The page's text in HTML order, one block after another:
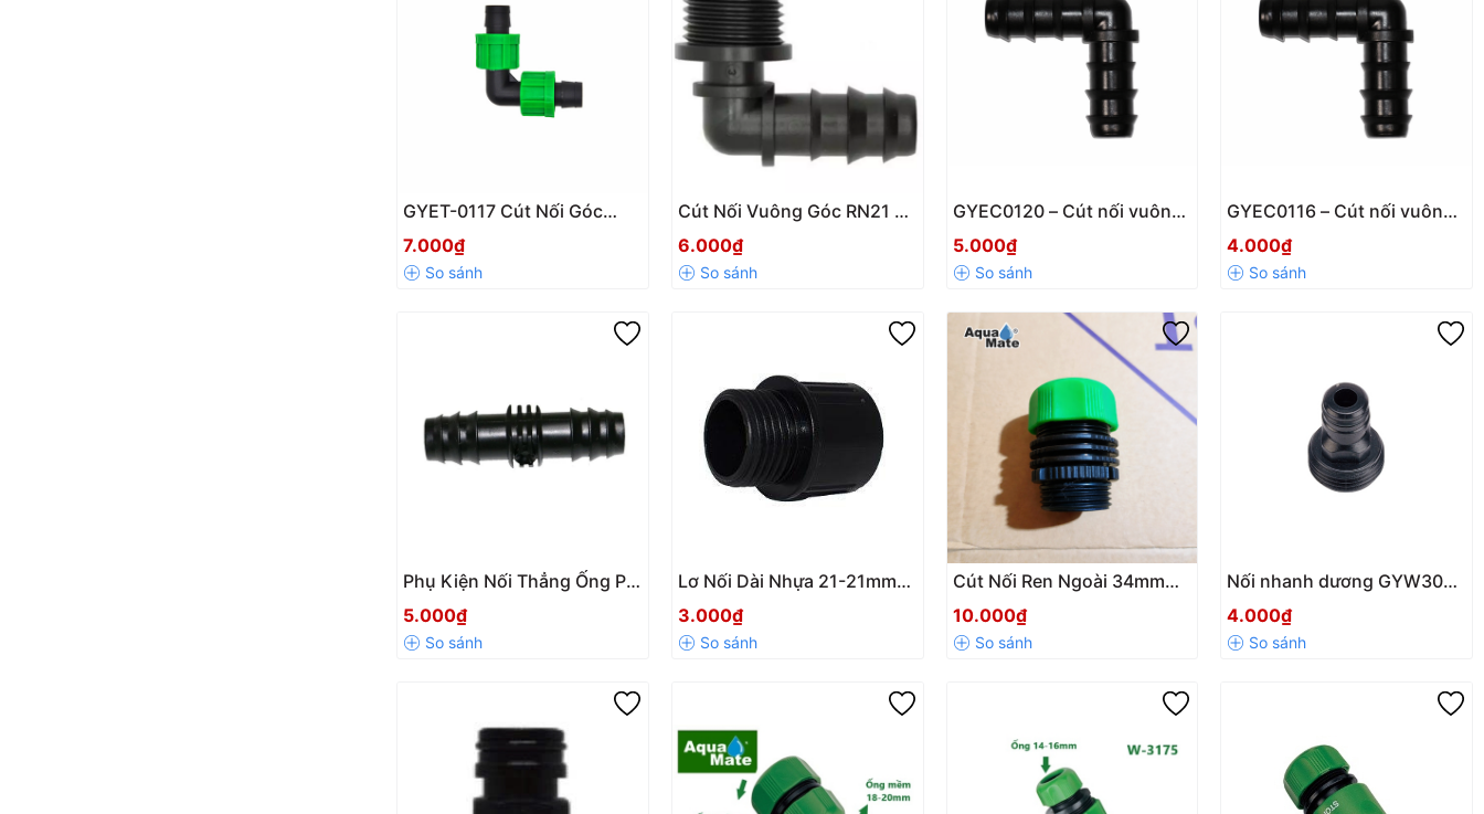
GYET-0117 Cút Nối Góc
Vuông Ống Dẹp 17mm
7.000₫
Cút Nối Vuông Góc RN21 –
Ống PE 16mm | Mã
GYEC021612
6.000₫
GYEC0120 – Cút nối vuông
góc ống PE 20mm | Co nối
90° tưới nước
5.000₫
GYEC0116 – Cút nối vuông
góc ống PE 16mm | Co nối
90° tưới nước
4.000₫
Phụ Kiện Nối Thẳng Ống PE
25mm GYSC0125 – Kết Nối
Nhanh, Kín Nước, Bền Bỉ
5.000₫
Lơ Nối Dài Nhựa 21-21mm
GYW302-04
3.000₫
Cút Nối Ren Ngoài 34mm
Kèm Nối Xiết Ống Mềm
20mm Cao Cấp Mã GYW-
3380A1
10.000₫
Nối nhanh dương GYW3093
ren ngoài 24mm – Kết nối
chắc chắn, chống rò rỉ hiệu
quả
4.000₫